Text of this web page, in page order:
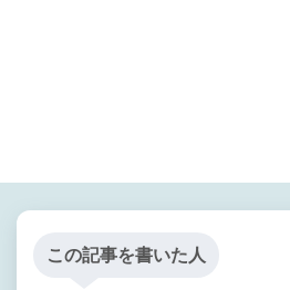
この記事を書いた人